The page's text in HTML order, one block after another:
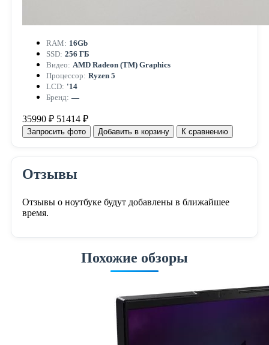
RAM: 16Gb
SSD: 256 ГБ
Видео: AMD Radeon (TM) Graphics
Процессор: Ryzen 5
LCD: '14
Бренд: —
35990 ₽ 51414 ₽
Запросить фото Добавить в корзину К сравнению
Отзывы
Отзывы о ноутбуке будут добавлены в ближайшее
время.
Похожие обзоры